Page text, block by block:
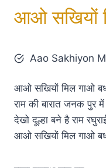
आओ सखियों
Aao Sakhiyon
आओ सखियों मिल गाओ
राम की बारात जनक पुर
देखो दूल्हा बने है राम
आओ सखियों मिल गाओ